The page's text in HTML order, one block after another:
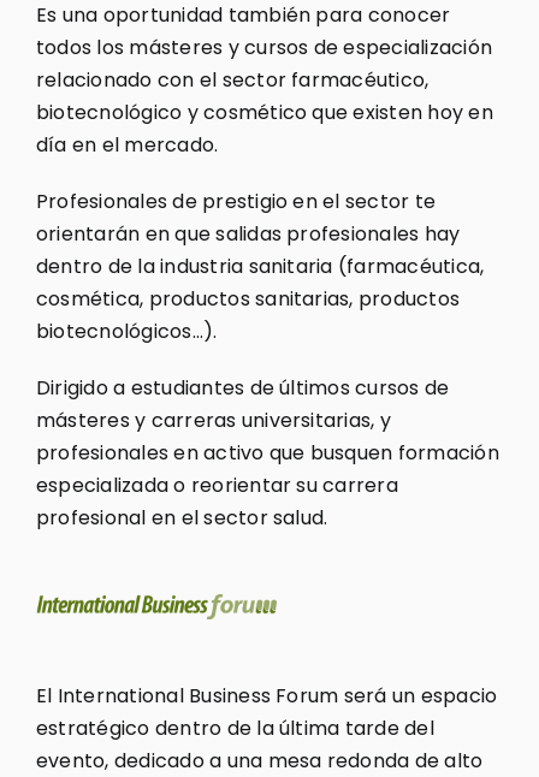
Es una oportunidad también para conocer
todos los másteres y cursos de especialización
relacionado con el sector farmacéutico,
biotecnológico y cosmético que existen hoy en
día en el mercado.
Profesionales de prestigio en el sector te
orientarán en que salidas profesionales hay
dentro de la industria sanitaria (farmacéutica,
cosmética, productos sanitarias, productos
biotecnológicos…).
Dirigido a estudiantes de últimos cursos de
másteres y carreras universitarias, y
profesionales en activo que busquen formación
especializada o reorientar su carrera
profesional en el sector salud.
El International Business Forum será un espacio
estratégico dentro de la última tarde del
evento, dedicado a una mesa redonda de alto